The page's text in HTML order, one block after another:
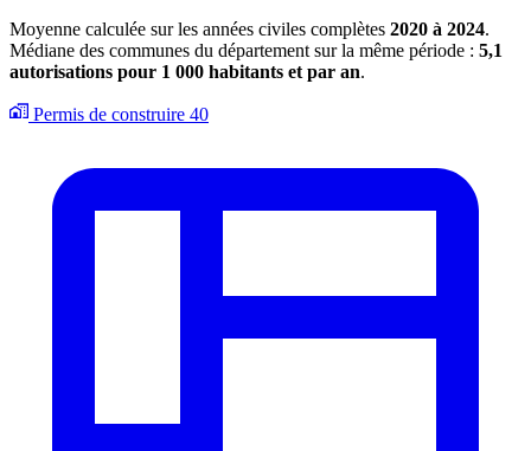
Moyenne calculée sur les années civiles complètes 2020 à 2024.
Médiane des communes du département sur la même période : 5,1
autorisations pour 1 000 habitants et par an.
Permis de construire 40